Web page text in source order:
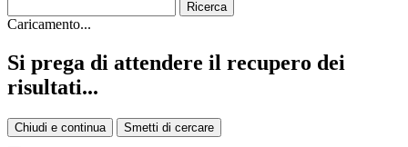
Caricamento...
Si prega di attendere il recupero dei
risultati...
Chiudi e continua Smetti di cercare